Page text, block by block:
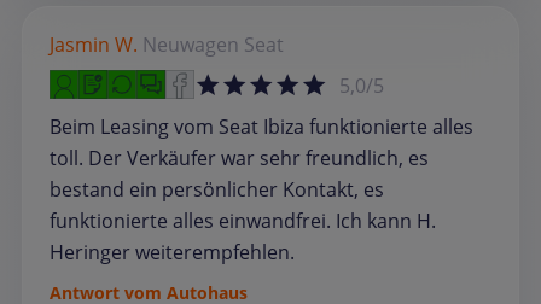
Jasmin W. Neuwagen Seat
5,0/5
Beim Leasing vom Seat Ibiza funktionierte alles
toll. Der Verkäufer war sehr freundlich, es
bestand ein persönlicher Kontakt, es
funktionierte alles einwandfrei. Ich kann H.
Heringer weiterempfehlen.
Antwort vom Autohaus